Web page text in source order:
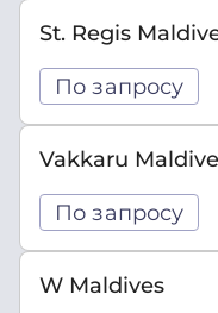
St. Regis
По запросу
Vakkaru
По запросу
W Maldives